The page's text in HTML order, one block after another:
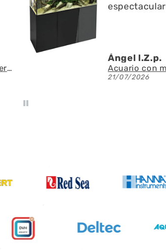
AQUAEL - SAS Filter 500 - Skimmer de superficie
espectacular
Ángel l.Z.p.
21/07/2026